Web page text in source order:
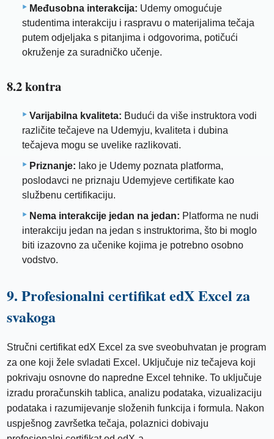
Međusobna interakcija: Udemy omogućuje
studentima interakciju i raspravu o materijalima tečaja
putem odjeljaka s pitanjima i odgovorima, potičući
okruženje za suradničko učenje.
8.2 kontra
Varijabilna kvaliteta: Budući da više instruktora vodi
različite tečajeve na Udemyju, kvaliteta i dubina
tečajeva mogu se uvelike razlikovati.
Priznanje: Iako je Udemy poznata platforma,
poslodavci ne priznaju Udemyjeve certifikate kao
službenu certifikaciju.
Nema interakcije jedan na jedan: Platforma ne nudi
interakciju jedan na jedan s instruktorima, što bi moglo
biti izazovno za učenike kojima je potrebno osobno
vodstvo.
9. Profesionalni certifikat edX Excel za
svakoga
Stručni certifikat edX Excel za sve sveobuhvatan je program
za one koji žele svladati Excel. Uključuje niz tečajeva koji
pokrivaju osnovne do napredne Excel tehnike. To uključuje
izradu proračunskih tablica, analizu podataka, vizualizaciju
podataka i razumijevanje složenih funkcija i formula. Nakon
uspješnog završetka tečaja, polaznici dobivaju